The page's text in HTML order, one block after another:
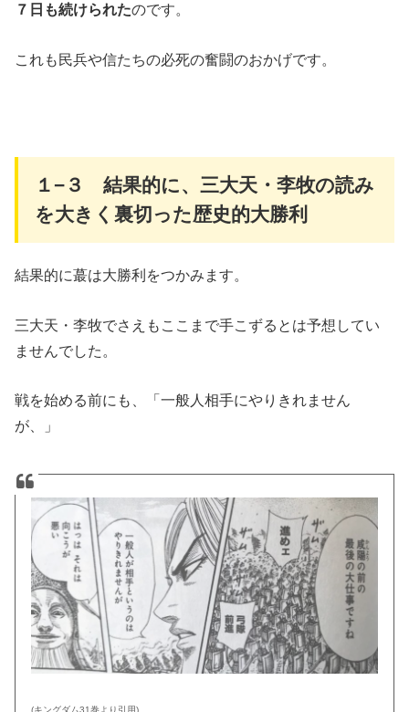
７日も続けられたのです。
これも民兵や信たちの必死の奮闘のおかげです。
１−３ 結果的に、三大天・李牧の読み
を大きく裏切った歴史的大勝利
結果的に蕞は大勝利をつかみます。
三大天・李牧でさえもここまで手こずるとは予想してい
ませんでした。
戦を始める前にも、「一般人相手にやりきれません
が、」
(キングダム31巻より引用)